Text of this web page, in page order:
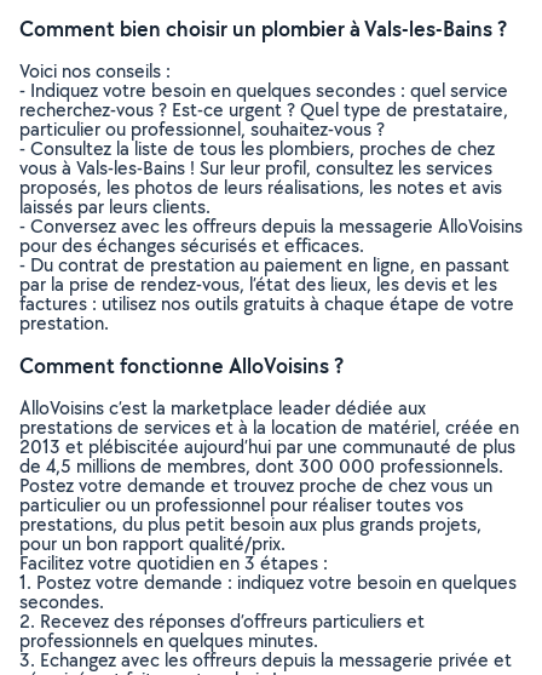
Comment bien choisir un plombier à Vals-les-Bains ?
Voici nos conseils :
- Indiquez votre besoin en quelques secondes : quel service
recherchez-vous ? Est-ce urgent ? Quel type de prestataire,
particulier ou professionnel, souhaitez-vous ?
- Consultez la liste de tous les plombiers, proches de chez
vous à Vals-les-Bains ! Sur leur profil, consultez les services
proposés, les photos de leurs réalisations, les notes et avis
laissés par leurs clients.
- Conversez avec les offreurs depuis la messagerie AlloVoisins
pour des échanges sécurisés et efficaces.
- Du contrat de prestation au paiement en ligne, en passant
par la prise de rendez-vous, l’état des lieux, les devis et les
factures : utilisez nos outils gratuits à chaque étape de votre
prestation.
Comment fonctionne AlloVoisins ?
AlloVoisins c’est la marketplace leader dédiée aux
prestations de services et à la location de matériel, créée en
2013 et plébiscitée aujourd’hui par une communauté de plus
de 4,5 millions de membres, dont 300 000 professionnels.
Postez votre demande et trouvez proche de chez vous un
particulier ou un professionnel pour réaliser toutes vos
prestations, du plus petit besoin aux plus grands projets,
pour un bon rapport qualité/prix.
Facilitez votre quotidien en 3 étapes :
1. Postez votre demande : indiquez votre besoin en quelques
secondes.
2. Recevez des réponses d’offreurs particuliers et
professionnels en quelques minutes.
3. Echangez avec les offreurs depuis la messagerie privée et